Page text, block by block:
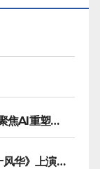
2025北京文化论坛举办首场专业沙龙，聚焦AI重塑内容生产
家庭主妇重启人生，快手星芒短剧《五十风华》上演中年大女主逆袭